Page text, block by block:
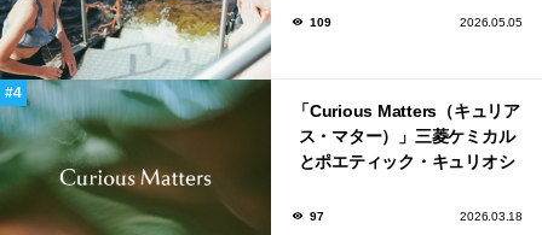
109 2026.05.05
「Curious Matters（キュリア
ス・マター）」三菱ケミカル
とポエティック・キュリオシ
ンウィーク2026で初出展
97 2026.03.18